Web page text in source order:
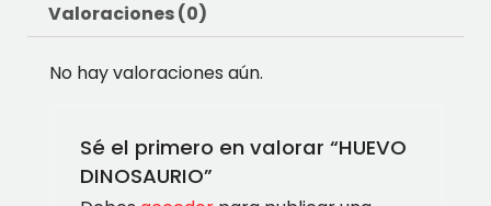
Valoraciones (0)
No hay valoraciones aún.
Sé el primero en valorar “HUEVO
DINOSAURIO”